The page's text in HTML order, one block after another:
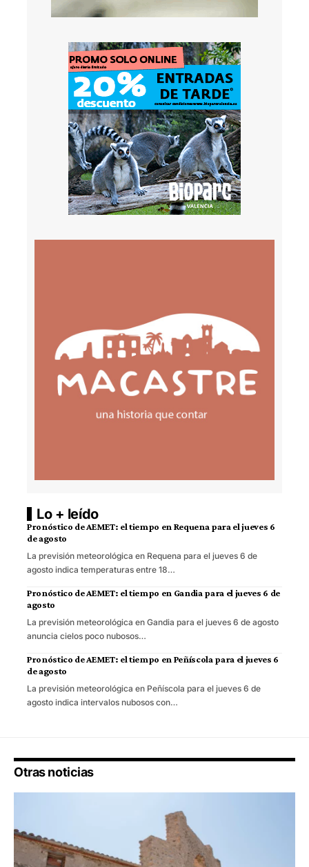
Lo + leído
Pronóstico de AEMET: el tiempo en Requena para el jueves 6
de agosto
La previsión meteorológica en Requena para el jueves 6 de
agosto indica temperaturas entre 18…
Pronóstico de AEMET: el tiempo en Gandia para el jueves 6 de
agosto
La previsión meteorológica en Gandia para el jueves 6 de agosto
anuncia cielos poco nubosos…
Pronóstico de AEMET: el tiempo en Peñíscola para el jueves 6
de agosto
La previsión meteorológica en Peñíscola para el jueves 6 de
agosto indica intervalos nubosos con…
Otras noticias